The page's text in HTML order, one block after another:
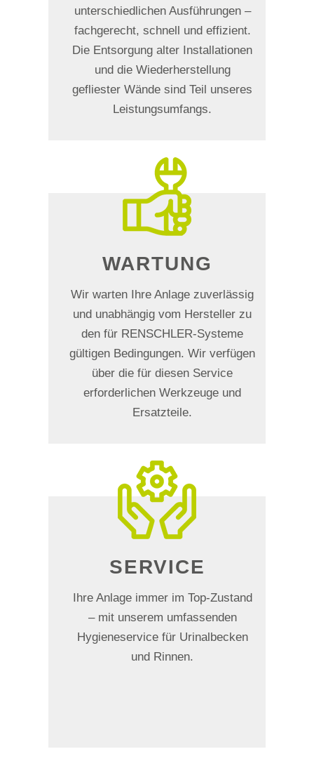
unterschiedlichen Ausführungen –
fachgerecht, schnell und effizient.
Die Entsorgung alter Installationen
und die Wiederherstellung
gefliester Wände sind Teil unseres
Leistungsumfangs.
WARTUNG
Wir warten Ihre Anlage zuverlässig
und unabhängig vom Hersteller zu
den für RENSCHLER-Systeme
gültigen Bedingungen. Wir verfügen
über die für diesen Service
erforderlichen Werkzeuge und
Ersatzteile.
SERVICE
Ihre Anlage immer im Top-Zustand
– mit unserem umfassenden
Hygieneservice für Urinalbecken
und Rinnen.